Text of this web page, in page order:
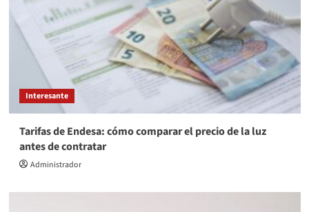
Interesante
Tarifas de Endesa: cómo comparar el precio de la luz
antes de contratar
Administrador